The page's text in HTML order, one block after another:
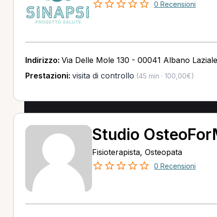
0 Recensioni
Indirizzo: Via Delle Mole 130 - 00041 Albano
Prestazioni: visita di controllo (45 min · 100,00€)
Studio
Fisioterapista, Osteopata
0 Recensioni